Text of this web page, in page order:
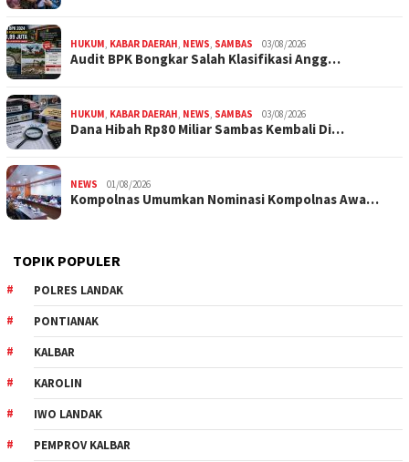
HUKUM, KABAR DAERAH, NEWS, SAMBAS 03/08/2026
Audit BPK Bongkar Salah Klasifikasi Angg…
HUKUM, KABAR DAERAH, NEWS, SAMBAS 03/08/2026
Dana Hibah Rp80 Miliar Sambas Kembali Di…
NEWS 01/08/2026
Kompolnas Umumkan Nominasi Kompolnas Awa…
TOPIK POPULER
POLRES LANDAK
PONTIANAK
KALBAR
KAROLIN
IWO LANDAK
PEMPROV KALBAR